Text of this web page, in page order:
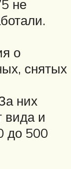
не
о
снятых
них
вида и
до 500